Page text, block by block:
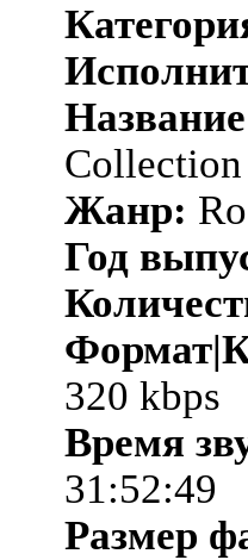
Жанр:
Год
320 kbps
Время
31:52:49
Размер